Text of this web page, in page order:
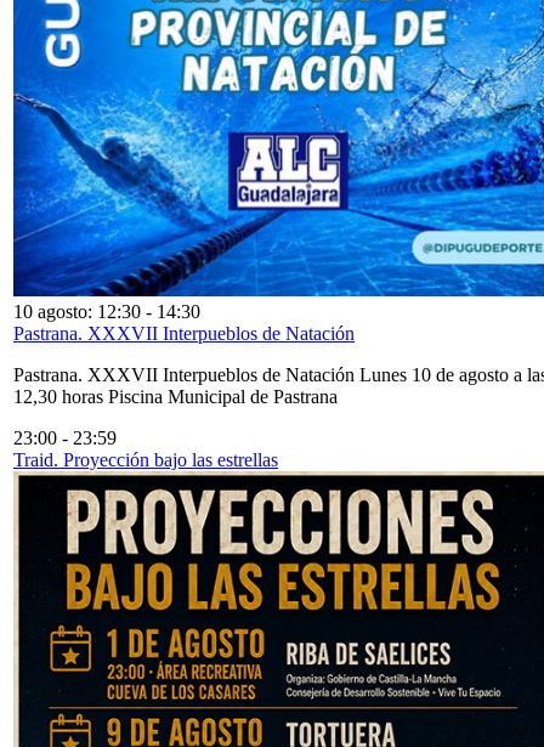
10 agosto: 12:30 - 14:30
Pastrana. XXXVII Interpueblos de Natación
Pastrana. XXXVII Interpueblos de Natación Lunes 10 de agosto a
12,30 horas Piscina Municipal de Pastrana
23:00 - 23:59
Traid. Proyección bajo las estrellas